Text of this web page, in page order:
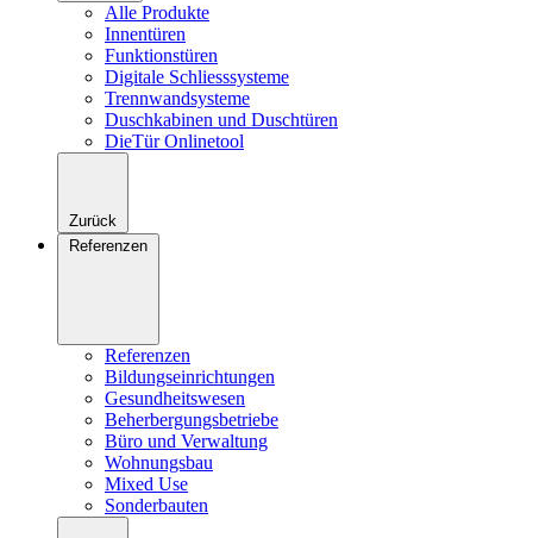
Alle Produkte
Innentüren
Funktionstüren
Digitale Schliesssysteme
Trennwandsysteme
Duschkabinen und Duschtüren
DieTür Onlinetool
Zurück
Referenzen
Referenzen
Bildungseinrichtungen
Gesundheitswesen
Beherbergungsbetriebe
Büro und Verwaltung
Wohnungsbau
Mixed Use
Sonderbauten